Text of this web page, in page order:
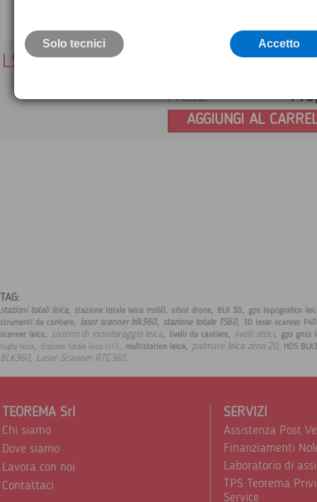
LS25 Bastone per squadro
Prezzo:
AGGIUNGI AL
TAG:
stazioni totali leica, stazione totale leica ms60, aibot drone, BLK 3D, gps topografico
strumenti da cantiere, laser scanner blk360, stazione totale TS60, 3D laser scanner P40
scanner leica, sistemi di monitoraggio leica, livelli da cantiere, livelli ottici, gps gnss
rugby leica, stazione totale leica ts13, multistation leica, palmare leica zeno 20, HDS
BLK360, Laser Scanner RTC360.
TEOREMA Srl
Chi siamo
Dove siamo
Lavora con noi
Contattaci
SERVIZI
Assistenza Post
Finanziamenti
Laboratorio di
TPS Teorema
Service
Solo tecnici Accetto